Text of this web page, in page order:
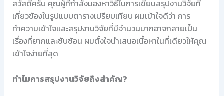
สวัสดีครับ คุณผู้ที่กำลังมองหาวิธีในการเขียนสรุปงานวิจัยที่
เกี่ยวข้องในรูปแบบตารางเปรียบเทียบ ผมเข้าใจดีว่า การ
ทำความเข้าใจและสรุปงานวิจัยที่มีจำนวนมากอาจกลายเป็น
เรื่องที่ยากและซับซ้อน ผมตั้งใจนำเสนอเนื้อหาในที่เดียวให้คุณ
เข้าใจง่ายที่สุด
ทำไมการสรุปงานวิจัยถึงสำคัญ?